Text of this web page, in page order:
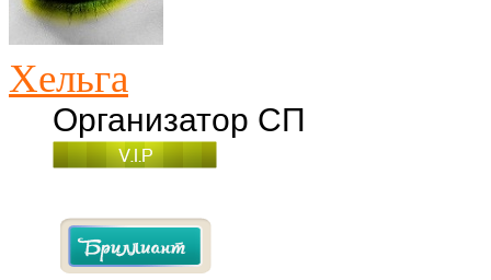
Хельга
Организатор СП